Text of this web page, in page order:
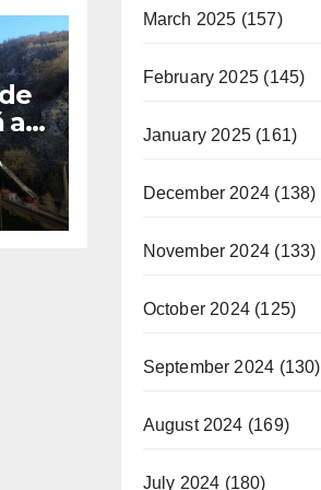
a
la
March 2025 (157)
February 2025 (145)
January 2025(161)
December 2024 (138)
November 2024 (133)
October 2024(125)
September 2024 (130)
August 2024 (169)
July 2024 (180)